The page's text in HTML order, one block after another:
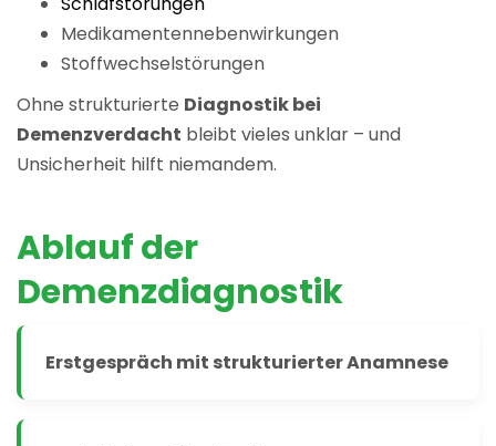
Medikamentennebenwirkungen
Stoffwechselstörungen
Ohne strukturierte Diagnostik bei
Demenzverdacht bleibt vieles unklar – und
Unsicherheit hilft niemandem.
Ablauf der
Demenzdiagnostik
Erstgespräch mit strukturierter Anamnese